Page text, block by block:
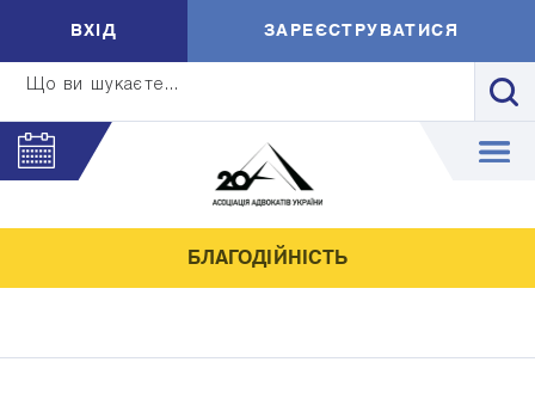
Що ви шукаєте...
ВXIД ЗАРЕЄСТРУВАТИСЯ
БЛАГОДІЙНІСТЬ